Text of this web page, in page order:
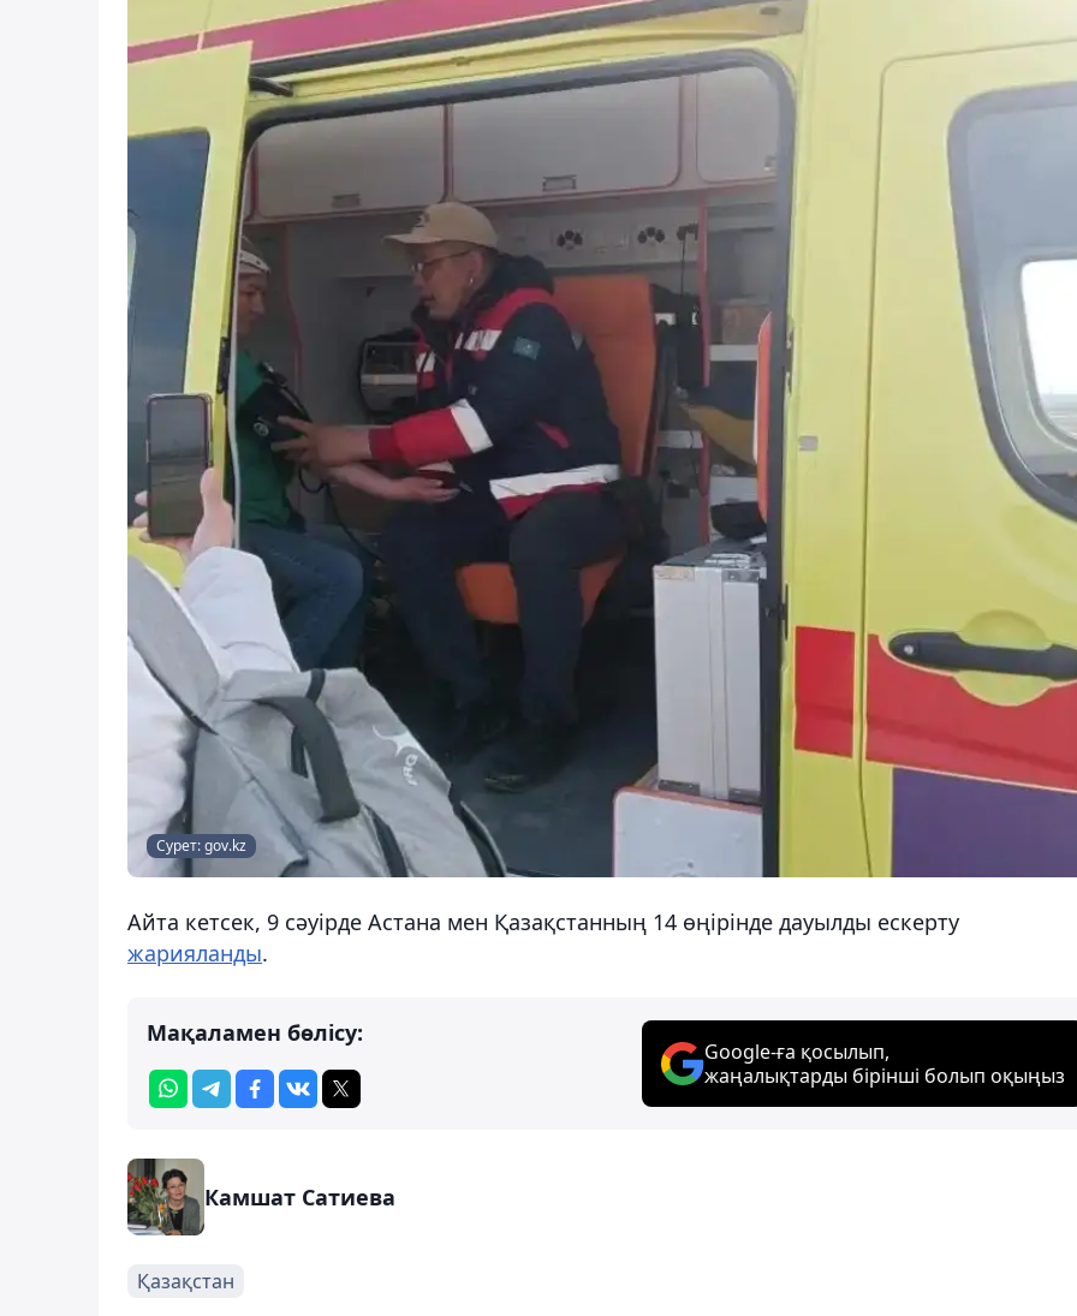
Сурет: gov.kz
Айта кетсек, 9 сәуірде Астана мен Қазақстанның 14 өңірінде дауылды ескерту
жарияланды.
Мақаламен бөлісу:
Google-ға қосылып,
жаңалықтарды бірінші болып оқыңыз
Камшат Сатиева
Қазақстан